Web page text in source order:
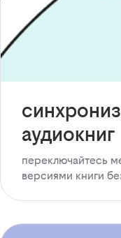
аудиокниг
переключайтесь
версиями книги